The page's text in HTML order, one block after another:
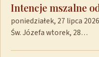
Intencje mszalne
poniedziałek, 27 lipca
Św. Józefa wtorek, 28…